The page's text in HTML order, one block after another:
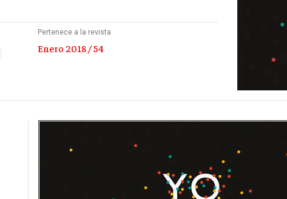
Pertenece a la revista
Enero 2018 / 54